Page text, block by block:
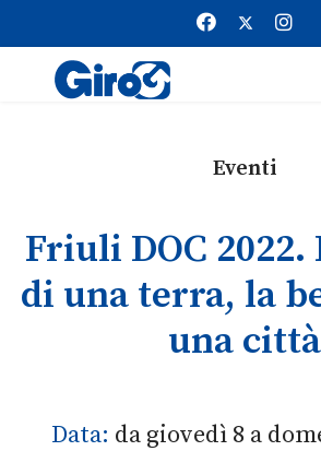
Eventi
Friuli DOC 2022.
di una terra, la
una città
Data: da giovedì 8 a